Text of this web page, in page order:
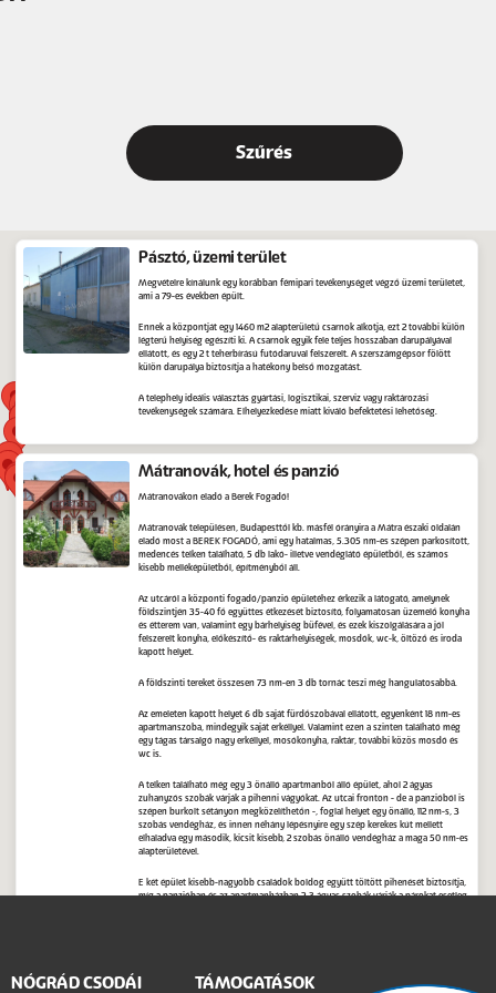
Pásztó, üzemi terület
Megvételre kínálunk egy korábban fémipari tevékenységet végző üzemi területet,
ami a 79-es években épült.
Ennek a központját egy 1460 m2 alapterületű csarnok alkotja, ezt 2 további külön
légterű helyiség egészíti ki. A csarnok egyik fele teljes hosszában darupályával
ellátott, és egy 2 t teherbírású futódaruval felszerelt. A szerszámgépsor fölött
külön darupálya biztosítja a hatékony belső mozgatást.
A telephely ideális választás gyártási, logisztikai, szerviz vagy raktározási
tevékenységek számára. Elhelyezkedése miatt kiváló befektetési lehetőség.
Mátranovák, hotel és panzió
Mátranovákon eladó a Berek Fogadó!
Mátranovák településen, Budapesttől kb. másfél órányira a Mátra északi oldalán
eladó most a BEREK FOGADÓ, ami egy hatalmas, 5.305 nm-es szépen parkosított,
medencés telken található, 5 db lakó- illetve vendéglátó épületből, és számos
kisebb melléképületből, építményből áll.
Az utcáról a központi fogadó/panzió épületéhez érkezik a látogató, amelynek
földszintjén 35-40 fő együttes étkezését biztosító, folyamatosan üzemelő konyha
és étterem van, valamint egy bárhelyiség büfével, és ezek kiszolgálására a jól
felszerelt konyha, előkészítő- és raktárhelyiségek, mosdók, wc-k, öltöző és iroda
kapott helyet.
A földszinti tereket összesen 73 nm-en 3 db tornác teszi még hangulatosabbá.
Az emeleten kapott helyet 6 db saját fürdőszobával ellátott, egyenként 18 nm-es
apartmanszoba, mindegyik saját erkéllyel. Valamint ezen a szinten található még
egy tágas társalgó nagy erkéllyel, mosókonyha, raktár, további közös mosdó és
wc is.
A telken található még egy 3 önálló apartmanból álló épület, ahol 2 ágyas
zuhanyzós szobák várják a pihenni vágyókat. Az utcai fronton - de a panzióból is
szépen burkolt sétányon megközelíthetőn -, foglal helyet egy önálló, 112 nm-s, 3
szobás vendégház, és innen néhány lépésnyire egy szép kerekes kút mellett
elhaladva egy második, kicsit kisebb, 2 szobás önálló vendégház a maga 50 nm-es
alapterületével.
E két épület kisebb-nagyobb családok boldog együtt töltött pihenését biztosítja,
míg a panzióban és az apartmanházban 2-3 ágyas szobák várják a párokat esetleg
nagy garázzsal és tárolókkal, kondiszobának alkalmas helyiségekkel.
NÓGRÁD CSODÁI TÁMOGATÁSOK